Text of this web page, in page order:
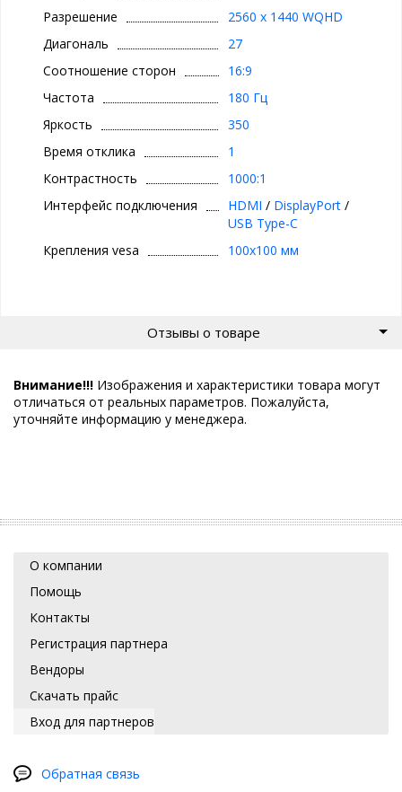
Разрешение
2560 x 1440 WQHD
Диагональ
27
Соотношение сторон
16:9
Частота
180 Гц
Яркость
350
Время отклика
1
Контрастность
1000:1
Интерфейс подключения
HDMI / DisplayPort/
USB Type-C
Крепления vesa
100x100 мм
Отзывы о товаре
Внимание!!! Изображения и характеристики товара могут
отличаться от реальных параметров. Пожалуйста,
уточняйте информацию у менеджера.
О компании
Помощь
Контакты
Регистрация партнера
Вендоры
Скачать прайс
Вход для партнеров
Обратная связь